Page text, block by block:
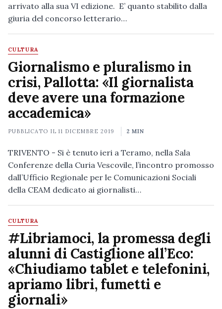
arrivato alla sua VI edizione. E’ quanto stabilito dalla
giuria del concorso letterario…
CULTURA
Giornalismo e pluralismo in
crisi, Pallotta: «Il giornalista
deve avere una formazione
accademica»
PUBBLICATO IL11 DICEMBRE 2019 2 MIN
TRIVENTO - Si è tenuto ieri a Teramo, nella Sala
Conferenze della Curia Vescovile, l’incontro promosso
dall’Ufficio Regionale per le Comunicazioni Sociali
della CEAM dedicato ai giornalisti…
CULTURA
#Libriamoci, la promessa degli
alunni di Castiglione all’Eco:
«Chiudiamo tablet e telefonini,
apriamo libri, fumetti e
giornali»